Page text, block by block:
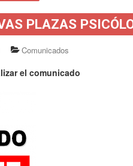
PLAZAS
Comunicados
el comunicado